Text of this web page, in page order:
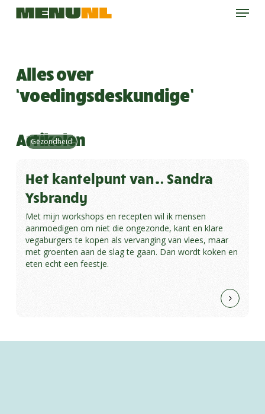
Skip
Menu
Alles over
‘voedingsdeskundige’
Artikelen
Gezondheid
Het kantelpunt van… Sandra
Ysbrandy
Met mijn workshops en recepten wil ik mensen
aanmoedigen om niet die ongezonde, kant en klare
vegaburgers te kopen als vervanging van vlees, maar
met groenten aan de slag te gaan. Dan wordt koken en
eten echt een feestje.